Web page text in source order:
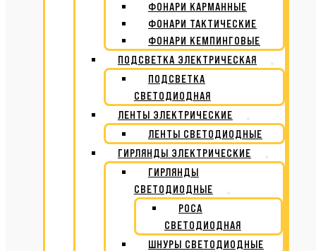
ФОНАРИ КАРМАННЫЕ
ФОНАРИ ТАКТИЧЕСКИЕ
ФОНАРИ КЕМПИНГОВЫЕ
ПОДСВЕТКА ЭЛЕКТРИЧЕСКАЯ
ПОДСВЕТКА
СВЕТОДИОДНАЯ
ЛЕНТЫ ЭЛЕКТРИЧЕСКИЕ
ЛЕНТЫ СВЕТОДИОДНЫЕ
ГИРЛЯНДЫ ЭЛЕКТРИЧЕСКИЕ
ГИРЛЯНДЫ
СВЕТОДИОДНЫЕ
РОСА
СВЕТОДИОДНАЯ
ШНУРЫ СВЕТОДИОДНЫЕ